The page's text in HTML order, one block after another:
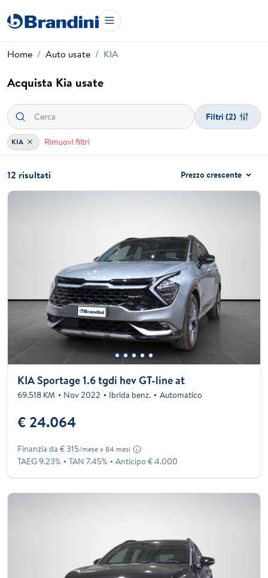
Home Auto usate KIA
Acquista Kia usate
Filtri (2)
KIA Rimuovi filtri
12 risultati Prezzo crescente
KIA Sportage 1.6 tgdi hev GT-line at
69.518 KM Nov 2022 Ibrida benz. Automatico
€ 24.064
Finanzia da € 315/mese x 84 mesi
TAEG 9.23% TAN 7.45% Anticipo € 4.000